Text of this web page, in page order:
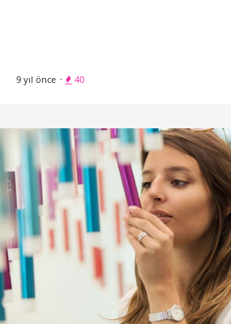
Farklı Şehirlerden Farklı
Tren şirketi Thalys için yapılan
farklı bölgelerinden elde edilen özel
konularak sergilendi.